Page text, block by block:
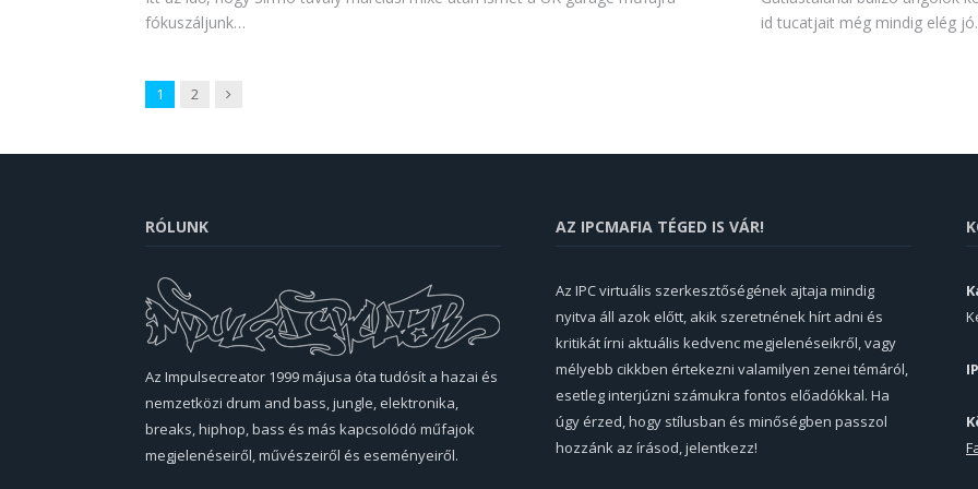
fókuszáljunk…
id tucatjait még mindig elég
1 2 Next
RÓLUNK
Az Impulsecreator 1999 májusa óta tudósít a hazai és
nemzetközi drum and bass, jungle, elektronika,
breaks, hiphop, bass és más kapcsolódó műfajok
megjelenéseiről, művészeiről és eseményeiről.
AZ IPCMAFIA TÉGED IS VÁR!
Az IPC virtuális szerkesztőségének ajtaja mindig
nyitva áll azok előtt, akik szeretnének hírt adni és
kritikát írni aktuális kedvenc megjelenéseikről, vagy
mélyebb cikkben értekezni valamilyen zenei témáról,
esetleg interjúzni számukra fontos előadókkal. Ha
úgy érzed, hogy stílusban és minőségben passzol
hozzánk az írásod, jelentkezz!